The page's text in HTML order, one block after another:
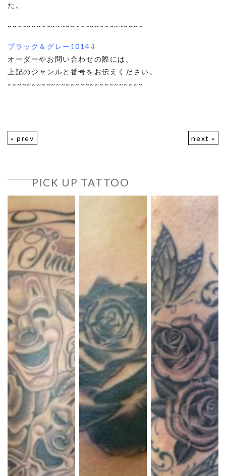
た。
~~~~~~~~~~~~~~~~~~~~~~~~~~~~
ブラック＆グレー1014⇩
オーダーやお問い合わせの際には、
上記のジャンルと番号をお伝えください。
~~~~~~~~~~~~~~~~~~~~~~~~~~~~
« prev next »
PICK UP TATTOO